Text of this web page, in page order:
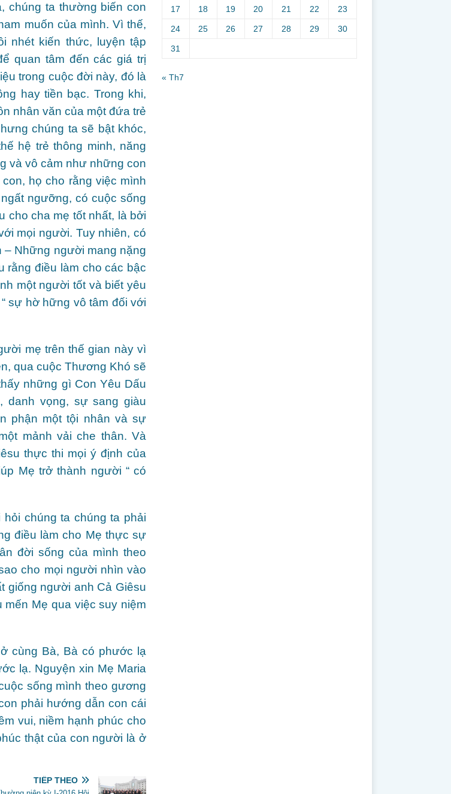
chúng ta thường biến con
muốn của mình. Vì thế,
nhét kiến thức, luyện tập
quan tâm đến các giá trị
trong cuộc đời này, đó là
hay tiền bạc. Trong khi,
nhân văn của một đứa trẻ
chúng ta sẽ bật khóc,
hệ trẻ thông minh, năng
và vô cảm như những con
họ cho rằng việc mình
ngưỡng, có cuộc sống
cho cha mẹ tốt nhất, là bởi
mọi người. Tuy nhiên, có
– Những người mang nặng
rằng điều làm cho các bậc
một người tốt và biết yêu
sự hờ hững vô tâm đối với
mẹ trên thế gian này vì
qua cuộc Thương Khó sẽ
những gì Con Yêu Dấu
danh vọng, sự sang giàu
phận một tội nhân và sự
mảnh vải che thân. Và
thực thi mọi ý định của
Mẹ trở thành người “ có
chúng ta chúng ta phải
điều làm cho Mẹ thực sự
đời sống của mình theo
cho mọi người nhìn vào
giống người anh Cả Giêsu
Mẹ qua việc suy niệm
cùng Bà, Bà có phước lạ
lạ. Nguyện xin Mẹ Maria
sống mình theo gương
phải hướng dẫn con cái
vui, niềm hạnh phúc cho
thật của con người là ở
TIẾP THEO
17 18 19 20 21 22 23
24 25 26 27 28 29 30
31
« Th7